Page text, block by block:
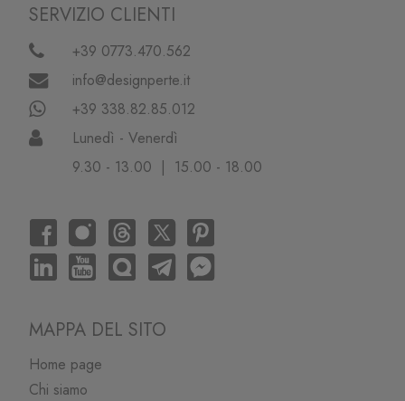
SERVIZIO CLIENTI
+39 0773.470.562
info@designperte.it
+39 338.82.85.012
Lunedì - Venerdì
9.30 - 13.00 | 15.00 - 18.00
MAPPA DEL SITO
Home page
Chi siamo